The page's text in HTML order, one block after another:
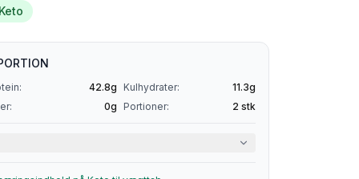
Keto
42.8g Kulhydrater: 11.3g
0g Portioner: 2 stk